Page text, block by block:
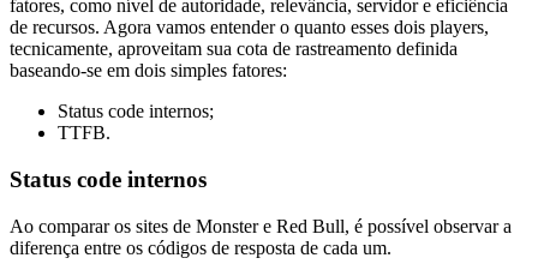
fatores, como nível de autoridade, relevância, servidor e eficiência
de recursos. Agora vamos entender o quanto esses dois players,
tecnicamente, aproveitam sua cota de rastreamento definida
baseando-se em dois simples fatores:
Status code internos;
TTFB.
Status code internos
Ao comparar os sites de Monster e Red Bull, é possível observar a
diferença entre os códigos de resposta de cada um.